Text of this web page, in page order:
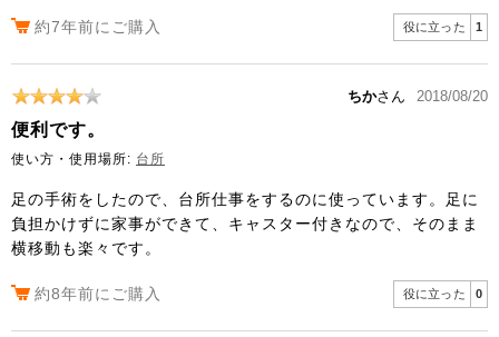
約7年前にご購入 役に立った 1
ちかさん 2018/08/20
便利です。
使い方・使用場所: 台所
足の手術をしたので、台所仕事をするのに使っています。足に
負担かけずに家事ができて、キャスター付きなので、そのまま
横移動も楽々です。
約8年前にご購入 役に立った 0